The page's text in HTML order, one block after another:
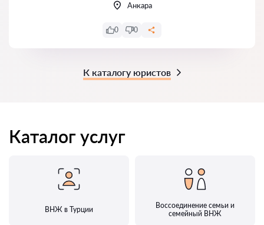
Анкара
0 0
К каталогу юристов
Каталог услуг
ВНЖ в Турции
Воссоединение семьи и
семейный ВНЖ